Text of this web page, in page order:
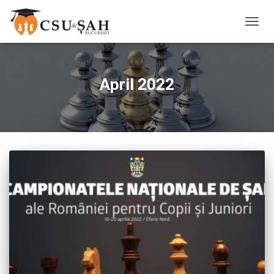
April 2022